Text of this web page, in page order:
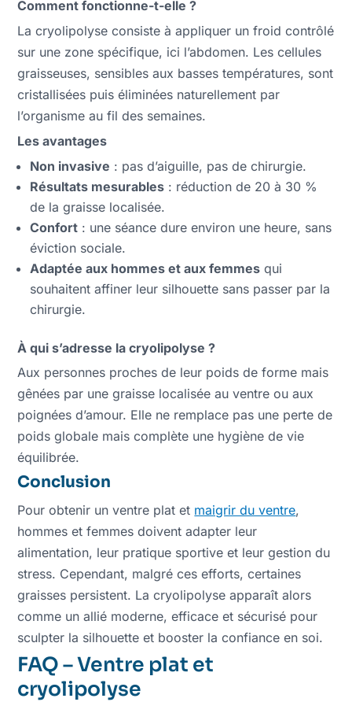
Comment fonctionne-t-elle ?
La cryolipolyse consiste à appliquer un froid contrôlé
sur une zone spécifique, ici l’abdomen. Les cellules
graisseuses, sensibles aux basses températures, sont
cristallisées puis éliminées naturellement par
l’organisme au fil des semaines.
Les avantages
Non invasive : pas d’aiguille, pas de chirurgie.
Résultats mesurables : réduction de 20 à 30 %
de la graisse localisée.
Confort : une séance dure environ une heure, sans
éviction sociale.
Adaptée aux hommes et aux femmes qui
souhaitent affiner leur silhouette sans passer par la
chirurgie.
À qui s’adresse la cryolipolyse ?
Aux personnes proches de leur poids de forme mais
gênées par une graisse localisée au ventre ou aux
poignées d’amour. Elle ne remplace pas une perte de
poids globale mais complète une hygiène de vie
équilibrée.
Conclusion
Pour obtenir un ventre plat et maigrir du ventre,
hommes et femmes doivent adapter leur
alimentation, leur pratique sportive et leur gestion du
stress. Cependant, malgré ces efforts, certaines
graisses persistent. La cryolipolyse apparaît alors
comme un allié moderne, efficace et sécurisé pour
sculpter la silhouette et booster la confiance en soi.
FAQ – Ventre plat et
cryolipolyse